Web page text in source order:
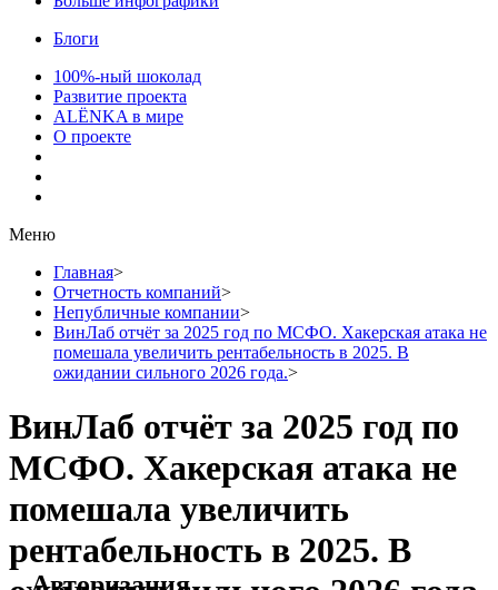
Блоги
100%-ный шоколад
Развитие проекта
ALЁNKA в мире
О проекте
Меню
Главная>
Отчетность компаний>
Непубличные компании>
ВинЛаб отчёт за 2025 год по МСФО. Хакерская атака не
помешала увеличить рентабельность в 2025. В
ожидании сильного 2026 года.>
ВинЛаб отчёт за 2025 год по
МСФО. Хакерская атака не
помешала увеличить
рентабельность в 2025. В